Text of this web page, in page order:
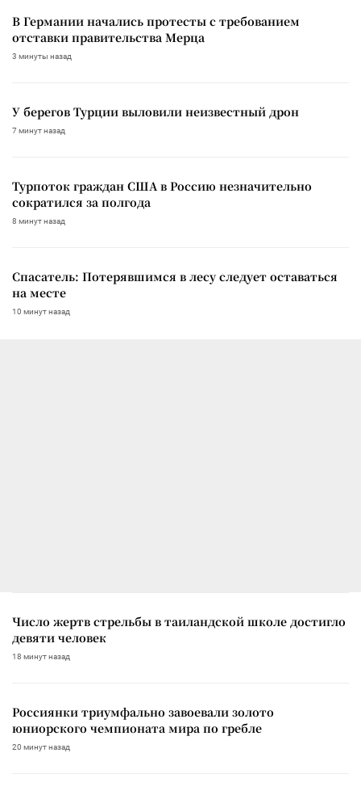
В Германии начались протесты с требованием
отставки правительства Мерца
3 минуты назад
У берегов Турции выловили неизвестный дрон
7 минут назад
Турпоток граждан США в Россию незначительно
сократился за полгода
8 минут назад
Спасатель: Потерявшимся в лесу следует оставаться
на месте
10 минут назад
Число жертв стрельбы в таиландской школе достигло
девяти человек
18 минут назад
Россиянки триумфально завоевали золото
юниорского чемпионата мира по гребле
20 минут назад